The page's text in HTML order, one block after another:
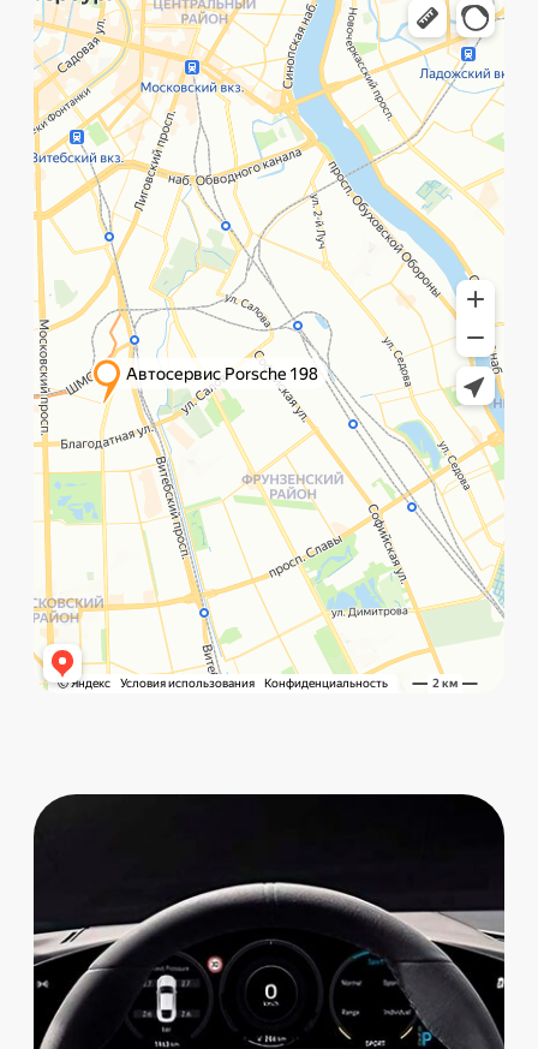
Главная ПозвонитьWhat`s app Контакты Услуги
Главная Услуги Контакты
Политика обработки данных
©️ Porsche 198. Все права защищены 2025
Разработка и маркетинг: Global Code
Санкт-Петербург,
Рощинская улица, 32Е
+7 (999) 236-90-00
ПН-ПТ
с 10:00 до 21:00